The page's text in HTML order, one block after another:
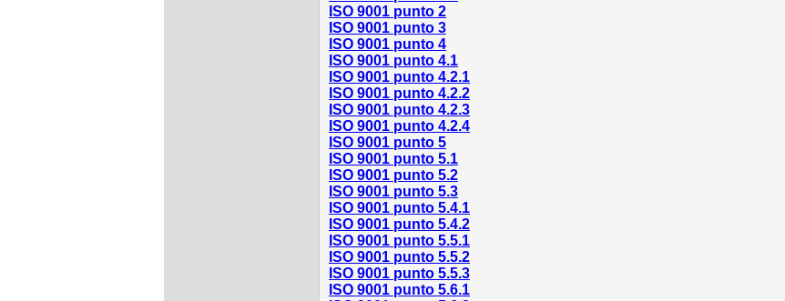
ISO 9001 punto 2
ISO 9001 punto 3
ISO 9001 punto 4
ISO 9001 punto 4.1
ISO 9001 punto 4.2.1
ISO 9001 punto 4.2.2
ISO 9001 punto 4.2.3
ISO 9001 punto 4.2.4
ISO 9001 punto 5
ISO 9001 punto 5.1
ISO 9001 punto 5.2
ISO 9001 punto 5.3
ISO 9001 punto 5.4.1
ISO 9001 punto 5.4.2
ISO 9001 punto 5.5.1
ISO 9001 punto 5.5.2
ISO 9001 punto 5.5.3
ISO 9001 punto 5.6.1